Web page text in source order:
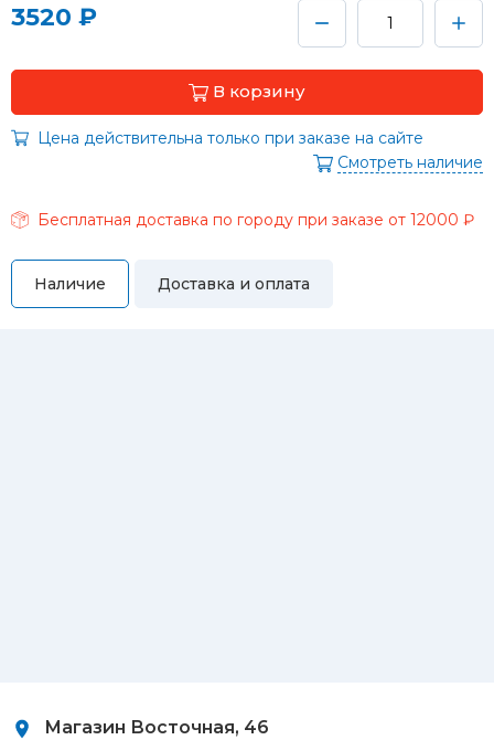
3520 ₽
В корзину
Смотреть наличие
Бесплатная доставка по городу при заказе от 12000 ₽
Цена действительна только при заказе на сайте
Наличие Доставка и оплата
Магазин Восточная, 46